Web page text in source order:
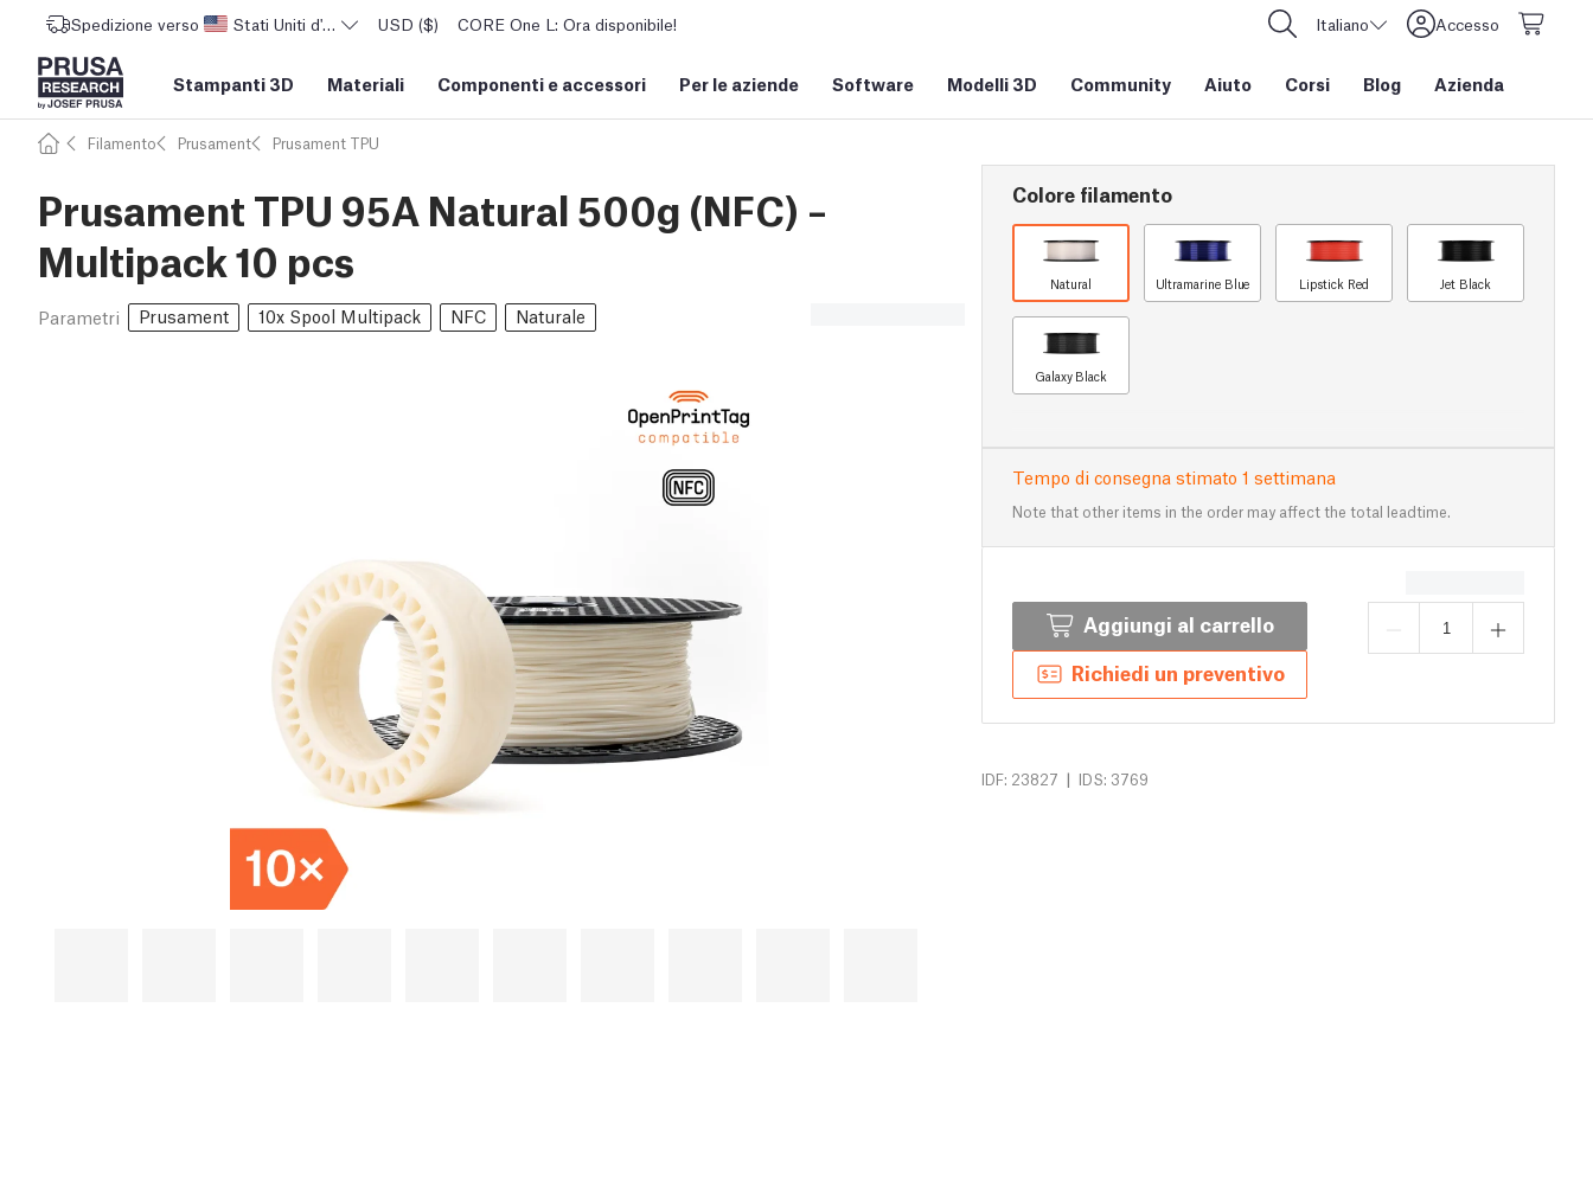
Spedizione verso Stati Uniti d'AmericaUSD ($) CORE One L: Ora disponibile! Italiano Accesso
Stampanti 3D Materiali Componenti e accessori Per le aziende Software Modelli 3D Community Aiuto Corsi Blog Azienda
Filamento Prusament Prusament TPU
Prusament TPU 95A Natural 500g (NFC) –
Multipack 10 pcs
Parametri Prusament 10x Spool Multipack NFC Naturale
Colore filamento
Natural Ultramarine Blue Lipstick Red Jet Black
Galaxy Black
Tempo di consegna stimato 1 settimana
Note that other items in the order may affect the total leadtime.
Aggiungi al carrello
Richiedi un preventivo
IDF: 23827 | IDS: 3769